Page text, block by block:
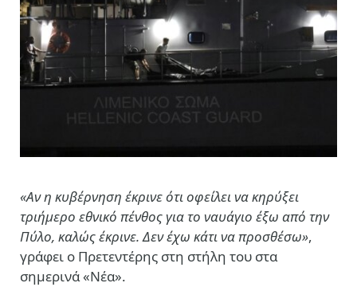
«Αν η κυβέρνηση έκρινε ότι οφείλει να κηρύξει
τριήμερο εθνικό πένθος για το ναυάγιο έξω από την
Πύλο, καλώς έκρινε. Δεν έχω κάτι να προσθέσω»,
γράφει ο Πρετεντέρης στη στήλη του στα
σημερινά «Νέα».